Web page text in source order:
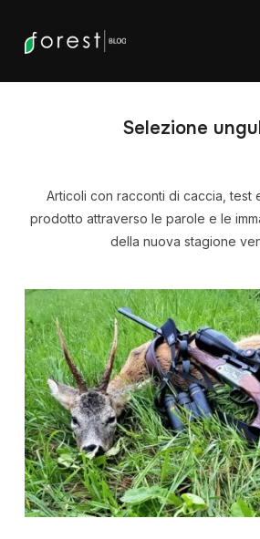
Selezione
Articoli con racconti di caccia, test
prodotto attraverso le parole e le
della nuova stagione